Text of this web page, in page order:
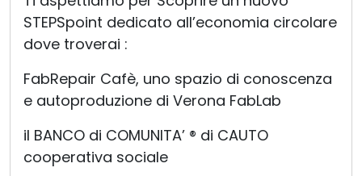
STEPSpoint dedicato all’economia circolare
dove troverai :
FabRepair Cafè, uno spazio di conoscenza
e autoproduzione di Verona FabLab
il BANCO di COMUNITA’ ® di CAUTO
cooperativa sociale